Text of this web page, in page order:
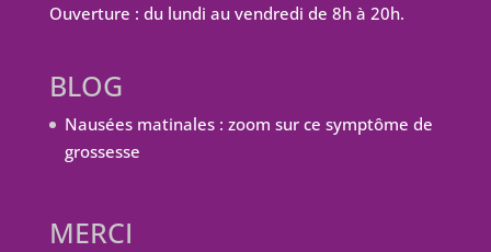
Ouverture : du lundi au vendredi de 8h à 20h.
BLOG
Nausées matinales : zoom sur ce symptôme de
grossesse
MERCI